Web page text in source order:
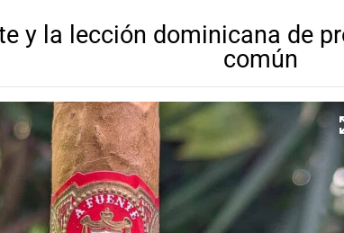
y la lección dominicana de
común